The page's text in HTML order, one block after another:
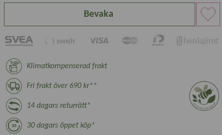
Bevaka
Klimatkompenserad frakt
Fri frakt över 690 kr**
14 dagars returrätt*
30 dagars öppet köp*